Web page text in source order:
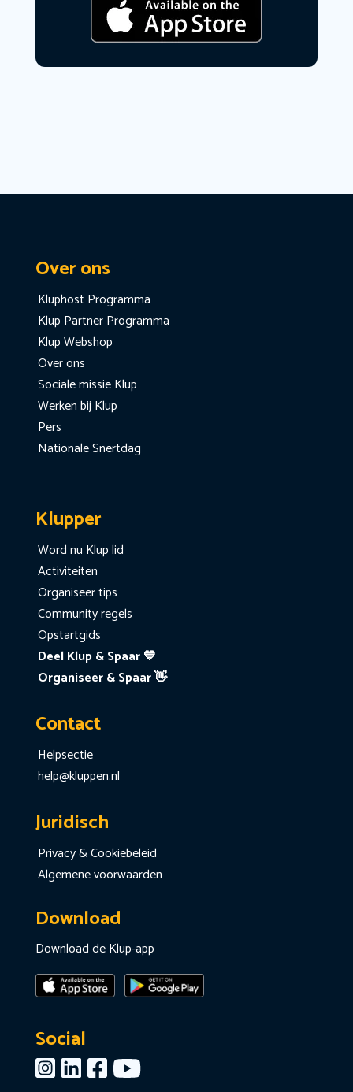
Over ons
Kluphost Programma
Klup Partner Programma
Klup Webshop
Over ons
Sociale missie Klup
Werken bij Klup
Pers
Nationale Snertdag
Klupper
Word nu Klup lid
Activiteiten
Organiseer tips
Community regels
Opstartgids
Deel Klup & Spaar 💙
Organiseer & Spaar 👋
Contact
Helpsectie
help@kluppen.nl
Juridisch
Privacy & Cookiebeleid
Algemene voorwaarden
Download
Download de Klup-app
Social